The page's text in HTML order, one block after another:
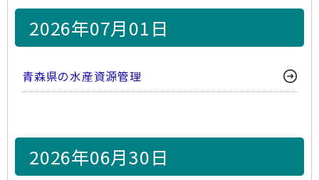
2026年07月01日
青森県の水産資源管理
2026年06月30日